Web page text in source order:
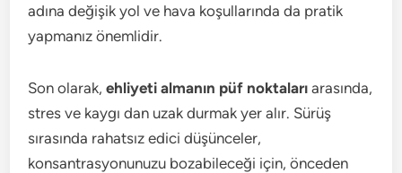
adına değişik yol ve hava koşullarında da pratik
yapmanız önemlidir.
Son olarak,ehliyeti almanın püf noktaları arasında,
stres ve kaygı dan uzak durmak yer alır. Sürüş
sırasında rahatsız edici düşünceler,
konsantrasyonunuzu bozabileceği için, önceden